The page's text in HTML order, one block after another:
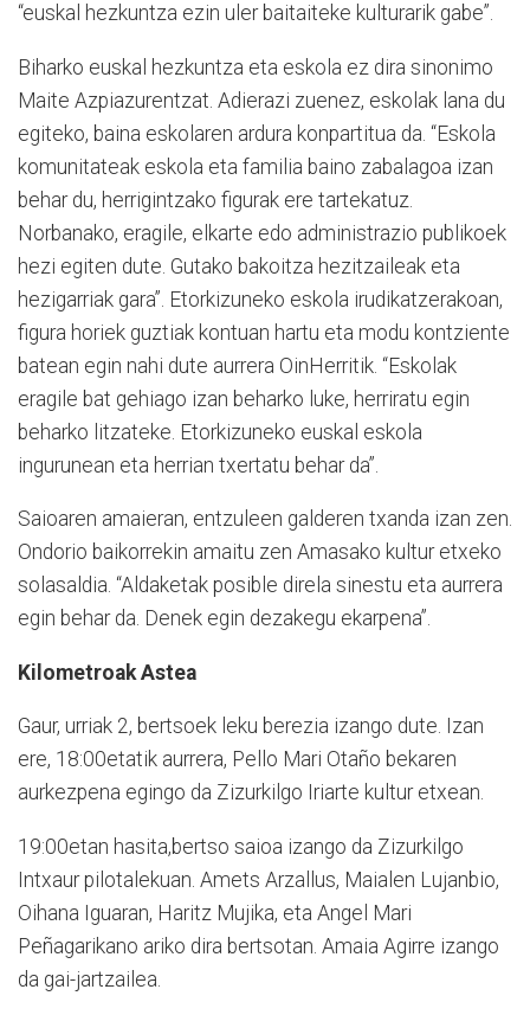
“euskal hezkuntza ezin uler baitaiteke kulturarik gabe”.
Biharko euskal hezkuntza eta eskola ez dira sinonimo
Maite Azpiazurentzat. Adierazi zuenez, eskolak lana du
egiteko, baina eskolaren ardura konpartitua da. “Eskola
komunitateak eskola eta familia baino zabalagoa izan
behar du, herrigintzako figurak ere tartekatuz.
Norbanako, eragile, elkarte edo administrazio publikoek
hezi egiten dute. Gutako bakoitza hezitzaileak eta
hezigarriak gara”. Etorkizuneko eskola irudikatzerakoan,
figura horiek guztiak kontuan hartu eta modu kontziente
batean egin nahi dute aurrera OinHerritik. “Eskolak
eragile bat gehiago izan beharko luke, herriratu egin
beharko litzateke. Etorkizuneko euskal eskola
ingurunean eta herrian txertatu behar da”.
Saioaren amaieran, entzuleen galderen txanda izan zen.
Ondorio baikorrekin amaitu zen Amasako kultur etxeko
solasaldia. “Aldaketak posible direla sinestu eta aurrera
egin behar da. Denek egin dezakegu ekarpena”.
Kilometroak Astea
Gaur, urriak 2, bertsoek leku berezia izango dute. Izan
ere, 18:00etatik aurrera, Pello Mari Otaño bekaren
aurkezpena egingo da Zizurkilgo Iriarte kultur etxean.
19:00etan hasita,bertso saioa izango da Zizurkilgo
Intxaur pilotalekuan. Amets Arzallus, Maialen Lujanbio,
Oihana Iguaran, Haritz Mujika, eta Angel Mari
Peñagarikano ariko dira bertsotan. Amaia Agirre izango
da gai-jartzailea.